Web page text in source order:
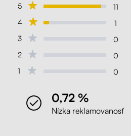
5
11
4
1
3
0
2
0
1
0
0,72 %
Nízka reklamovanosť